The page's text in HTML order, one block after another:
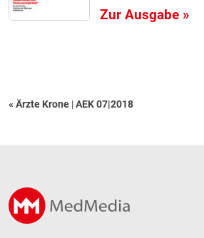
Zur Ausgabe »
« Ärzte Krone |AEK 07|2018